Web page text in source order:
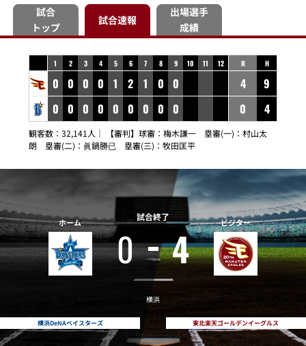
試合
トップ
試合速報
出場選手
成績
1 2 3 4 5 6 7 8 9 10 11 12
0 0 0 0 1 2 1 0 0
0 0 0 0 0 0 0 0 0
R H
4
9
0
4
観客数：32,141人｜ 【審判】球審：梅木謙一 塁審(一)：村山太
朗 塁審(二)：眞鍋勝已 塁審(三)：牧田匡平
ホーム
横浜DeNAベイスターズ
試合終了
0 4
横浜
ビジター
東北楽天ゴールデンイーグルス